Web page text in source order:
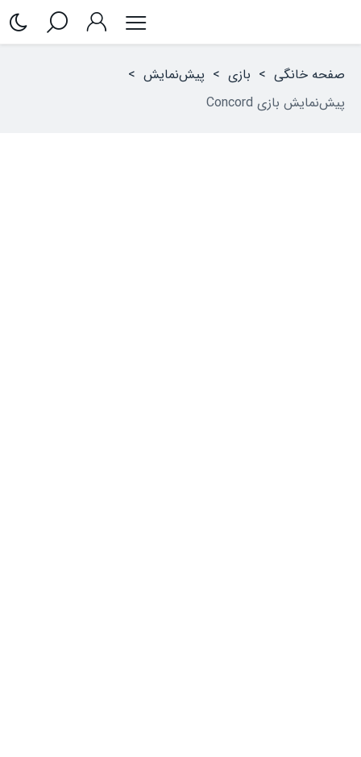
صفحه خانگی > بازی > پیش‌نمایش >
پیش‌نمایش بازی Concord